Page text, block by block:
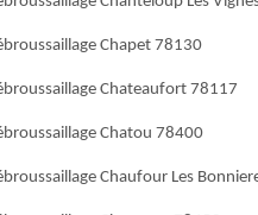
Chapet 78130
Chateaufort 78117
Chatou 78400
Chaufour Les